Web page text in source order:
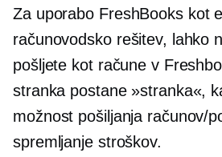
Za uporabo FreshBooks kot
računovodsko rešitev, lahko
pošljete kot račune v
stranka postane »stranka«,
možnost pošiljanja računov/
spremljanje stroškov.